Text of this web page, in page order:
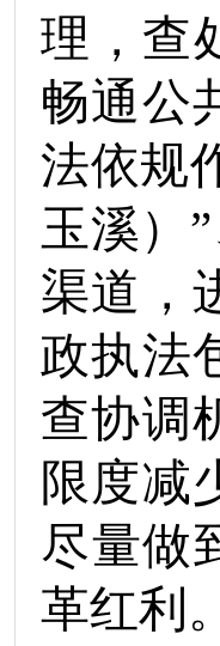
理，查
畅通公
法依规
玉溪）
渠道，
政执法
查协调
限度减
尽量做
革红利。